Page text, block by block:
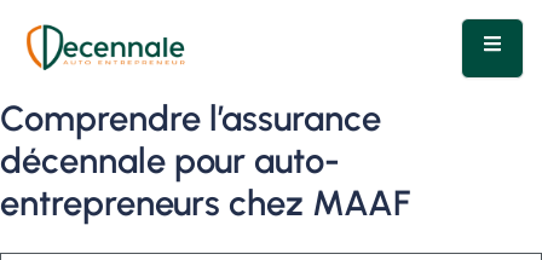
Comprendre l’assurance
décennale pour auto-
entrepreneurs chez MAAF